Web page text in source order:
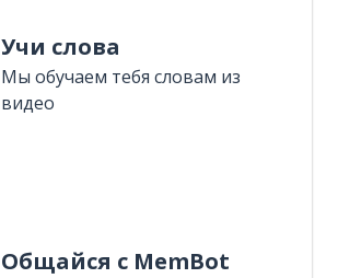
Учи слова
Мы обучаем тебя словам из
видео
Общайся с MemBot